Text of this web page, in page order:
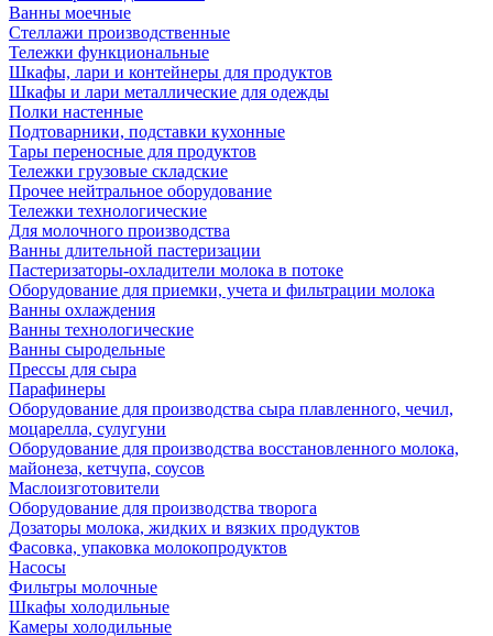
Ванны моечные
Стеллажи производственные
Тележки функциональные
Шкафы, лари и контейнеры для продуктов
Шкафы и лари металлические для одежды
Полки настенные
Подтоварники, подставки кухонные
Тары переносные для продуктов
Тележки грузовые складские
Прочее нейтральное оборудование
Тележки технологические
Для молочного производства
Ванны длительной пастеризации
Пастеризаторы-охладители молока в потоке
Оборудование для приемки, учета и фильтрации молока
Ванны охлаждения
Ванны технологические
Ванны сыродельные
Прессы для сыра
Парафинеры
Оборудование для производства сыра плавленного, чечил,
моцарелла, сулугуни
Оборудование для производства восстановленного молока,
майонеза, кетчупа, соусов
Маслоизготовители
Оборудование для производства творога
Дозаторы молока, жидких и вязких продуктов
Фасовка, упаковка молокопродуктов
Насосы
Фильтры молочные
Шкафы холодильные
Камеры холодильные